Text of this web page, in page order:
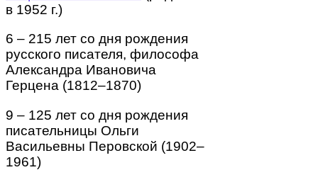
в 1952 г.)
6 – 215 лет со дня рождения
русского писателя, философа
Александра Ивановича
Герцена (1812–1870)
9 – 125 лет со дня рождения
писательницы Ольги
Васильевны Перовской (1902–
1961)